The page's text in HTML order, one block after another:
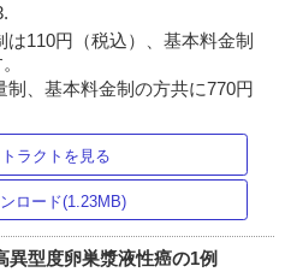
110円（税込）、基本料金制
、基本料金制の方共に770円
ラクトを見る
ロード(1.23MB)
型度卵巣漿液性癌の1例